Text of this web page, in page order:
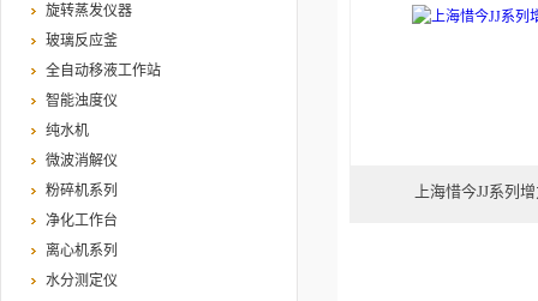
旋转蒸发仪器
玻璃反应釜
全自动移液工作站
智能浊度仪
纯水机
微波消解仪
粉碎机系列
净化工作台
离心机系列
水分测定仪
上海惜今JJ系列